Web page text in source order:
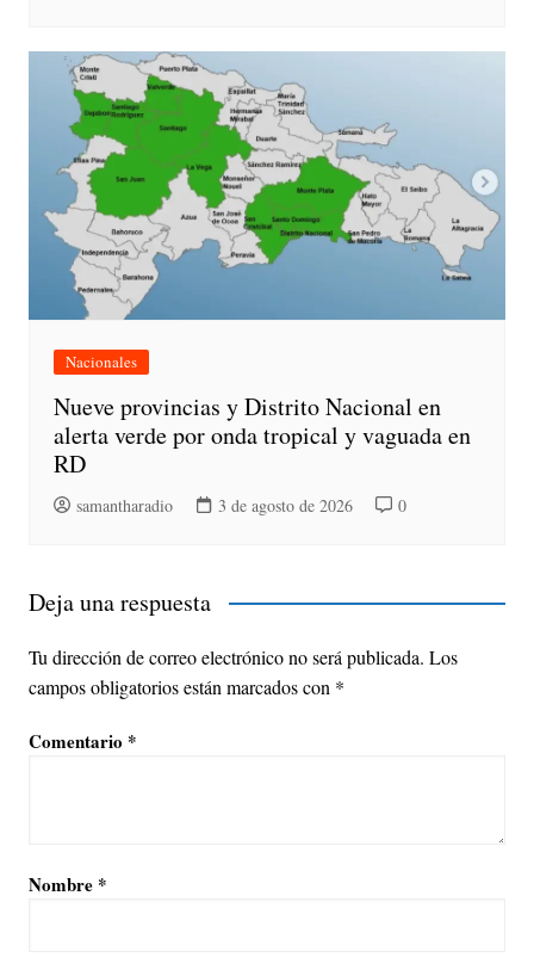
Nacionales
Nueve provincias y Distrito Nacional en
alerta verde por onda tropical y vaguada en
RD
samantharadio 3 de agosto de 2026 0
Deja una respuesta
Tu dirección de correo electrónico no será publicada. Los
campos obligatorios están marcados con *
Comentario *
Nombre *